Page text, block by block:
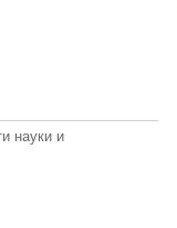
науки и